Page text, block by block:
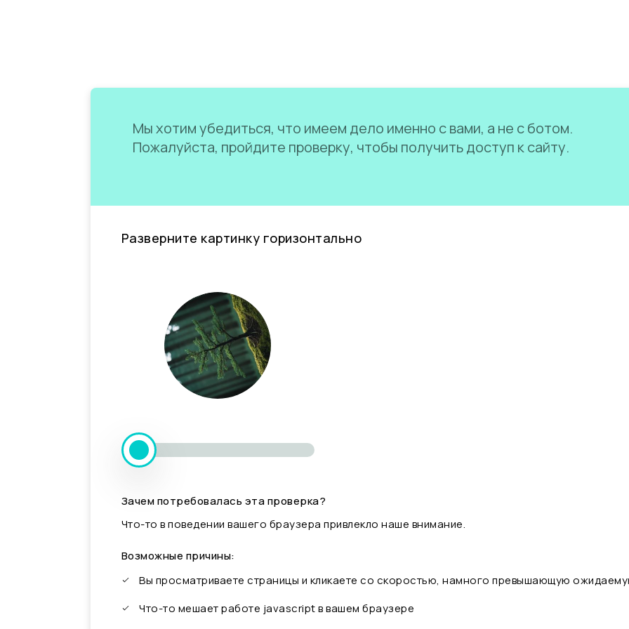
Мы хотим убедиться, что имеем дело именно с вами, а не с ботом.
Пожалуйста, пройдите проверку, чтобы получить доступ к сайту.
Разверните картинку горизонтально
Зачем потребовалась эта проверка?
Что-то в поведении вашего браузера привлекло наше внимание.
Возможные причины:
Вы просматриваете страницы и кликаете со скоростью, намного превышающую
Что-то мешает работе javascript в вашем браузере